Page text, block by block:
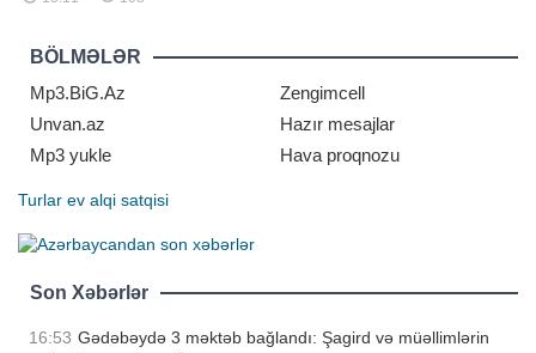
diqqət yetirmək sağlamlığın
əhəmiyyət daşıyır". Bunu BİG.AZ-a
açıqlamasında qida eksperti Fərid
Səfərov bildirib. O, qeyd edib ki
BÖLMƏLƏR
Mp3.BiG.Az
Zengimcell
Unvan.az
Hazır mesajlar
Mp3 yukle
Hava proqnozu
Turlar ev alqi satqisi
Son Xəbərlər
16:53 Gədəbəydə 3 məktəb bağlandı: Şagird və müəllimlərin